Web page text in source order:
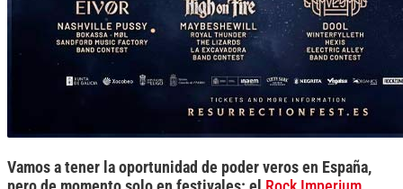
Vamos a tener la oportunidad de poder veros en España,